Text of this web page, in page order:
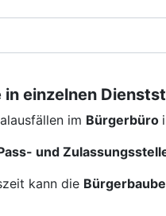
in einzelnen
im Bürgerbüro
und
kann die